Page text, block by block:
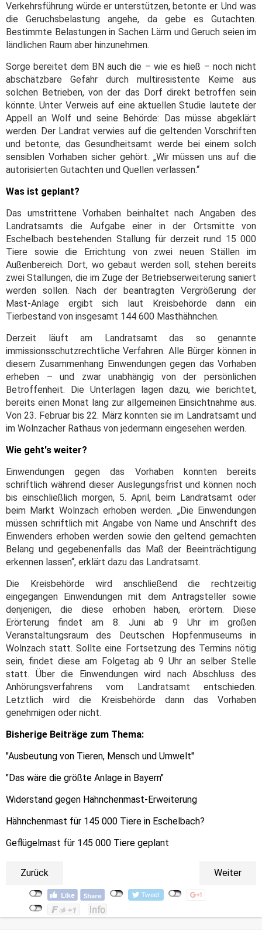
Verkehrsführung würde er unterstützen, betonte er. Und was
die Geruchsbelastung angehe, da gebe es Gutachten.
Bestimmte Belastungen in Sachen Lärm und Geruch seien im
ländlichen Raum aber hinzunehmen.
Sorge bereitet dem BN auch die – wie es hieß – noch nicht
abschätzbare Gefahr durch multiresistente Keime aus
solchen Betrieben, von der das Dorf direkt betroffen sein
könnte. Unter Verweis auf eine aktuellen Studie lautete der
Appell an Wolf und seine Behörde: Das müsse abgeklärt
werden. Der Landrat verwies auf die geltenden Vorschriften
und betonte, das Gesundheitsamt werde bei einem solch
sensiblen Vorhaben sicher gehört. „Wir müssen uns auf die
autorisierten Gutachten und Quellen verlassen.“
Was ist geplant?
Das umstrittene Vorhaben beinhaltet nach Angaben des
Landratsamts die Aufgabe einer in der Ortsmitte von
Eschelbach bestehenden Stallung für derzeit rund 15 000
Tiere sowie die Errichtung von zwei neuen Ställen im
Außenbereich. Dort, wo gebaut werden soll, stehen bereits
zwei Stallungen, die im Zuge der Betriebserweiterung saniert
werden sollen. Nach der beantragten Vergrößerung der
Mast-Anlage ergibt sich laut Kreisbehörde dann ein
Tierbestand von insgesamt 144 600 Masthähnchen.
Derzeit läuft am Landratsamt das so genannte
immissionsschutzrechtliche Verfahren. Alle Bürger können in
diesem Zusammenhang Einwendungen gegen das Vorhaben
erheben – und zwar unabhängig von der persönlichen
Betroffenheit. Die Unterlagen lagen dazu, wie berichtet,
bereits einen Monat lang zur allgemeinen Einsichtnahme aus.
Von 23. Februar bis 22. März konnten sie im Landratsamt und
im Wolnzacher Rathaus von jedermann eingesehen werden.
Wie geht's weiter?
Einwendungen gegen das Vorhaben konnten bereits
schriftlich während dieser Auslegungsfrist und können noch
bis einschließlich morgen, 5. April, beim Landratsamt oder
beim Markt Wolnzach erhoben werden. „Die Einwendungen
müssen schriftlich mit Angabe von Name und Anschrift des
Einwenders erhoben werden sowie den geltend gemachten
Belang und gegebenenfalls das Maß der Beeinträchtigung
erkennen lassen“, erklärt dazu das Landratsamt.
Die Kreisbehörde wird anschließend die rechtzeitig
eingegangen Einwendungen mit dem Antragsteller sowie
denjenigen, die diese erhoben haben, erörtern. Diese
Erörterung findet am 8. Juni ab 9 Uhr im großen
Veranstaltungsraum des Deutschen Hopfenmuseums in
Wolnzach statt. Sollte eine Fortsetzung des Termins nötig
sein, findet diese am Folgetag ab 9 Uhr an selber Stelle
statt. Über die Einwendungen wird nach Abschluss des
Anhörungsverfahrens vom Landratsamt entschieden.
Letztlich wird die Kreisbehörde dann das Vorhaben
genehmigen oder nicht.
Bisherige Beiträge zum Thema:
"Ausbeutung von Tieren, Mensch und Umwelt"
"Das wäre die größte Anlage in Bayern"
Widerstand gegen Hähnchenmast-Erweiterung
Hähnchenmast für 145 000 Tiere in Eschelbach?
Geflügelmast für 145 000 Tiere geplant
Zurück Weiter